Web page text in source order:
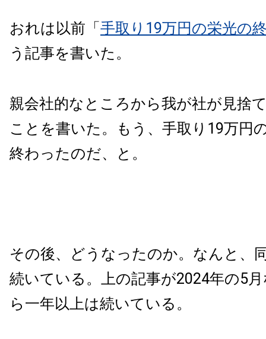
おれは以前「 手取り19万円の栄光の
う記事を書いた。
親会社的なところから我が社が見捨
ことを書いた。もう、手取り19万円
終わったのだ、と。
その後、どうなったのか。なんと、
続いている。上の記事が2024年の5
ら一年以上は続いている。